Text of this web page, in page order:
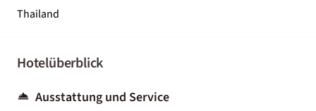
Thailand
Hotelüberblick
Ausstattung und Service